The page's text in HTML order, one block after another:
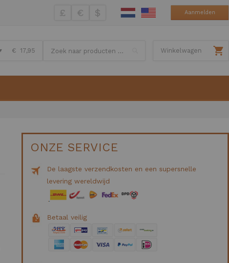
£ € $ Aanmelden
€ 17,95 Winkelwagen
ONZE SERVICE
De laagste verzendkosten en een supersnelle
levering wereldwijd
Betaal veilig